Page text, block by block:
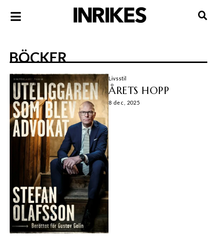
BÖCKER
Livsstil
ÅRETS HOPP
8 dec, 2025